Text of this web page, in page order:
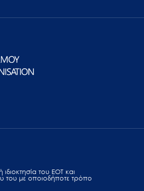
του ΕΟΤ και
του με οποιοδήποτε τρόπο